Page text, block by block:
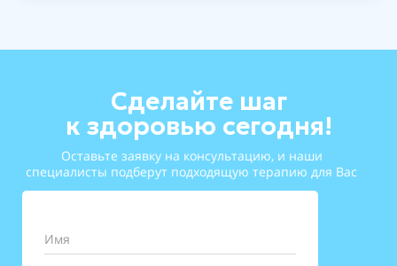
Сделайте шаг
к здоровью сегодня!
Оставьте заявку на консультацию, и наши
специалисты подберут подходящую терапию для Вас
Имя